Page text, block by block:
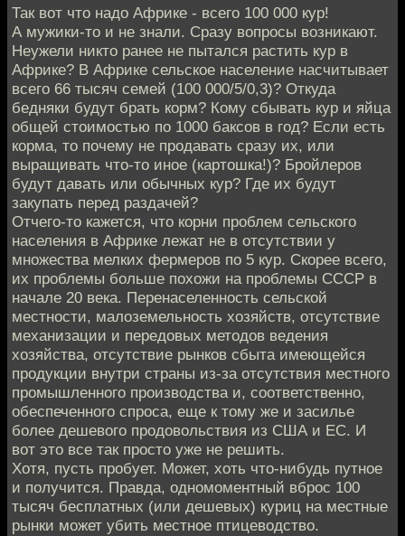
Так вот что надо Африке - всего 100 000 кур!
А мужики-то и не знали. Сразу вопросы возникают.
Неужели никто ранее не пытался растить кур в
Африке? В Африке сельское население насчитывает
всего 66 тысяч семей (100 000/5/0,3)? Откуда
бедняки будут брать корм? Кому сбывать кур и яйца
общей стоимостью по 1000 баксов в год? Если есть
корма, то почему не продавать сразу их, или
выращивать что-то иное (картошка!)? Бройлеров
будут давать или обычных кур? Где их будут
закупать перед раздачей?
Отчего-то кажется, что корни проблем сельского
населения в Африке лежат не в отсутствии у
множества мелких фермеров по 5 кур. Скорее всего,
их проблемы больше похожи на проблемы СССР в
начале 20 века. Перенаселенность сельской
местности, малоземельность хозяйств, отсутствие
механизации и передовых методов ведения
хозяйства, отсутствие рынков сбыта имеющейся
продукции внутри страны из-за отсутствия местного
промышленного производства и, соответственно,
обеспеченного спроса, еще к тому же и засилье
более дешевого продовольствия из США и ЕС. И
вот это все так просто уже не решить.
Хотя, пусть пробует. Может, хоть что-нибудь путное
и получится. Правда, одномоментный вброс 100
тысяч бесплатных (или дешевых) куриц на местные
рынки может убить местное птицеводство.